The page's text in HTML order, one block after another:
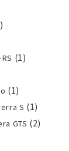
(1)
(1)
S (1)
GTS (2)